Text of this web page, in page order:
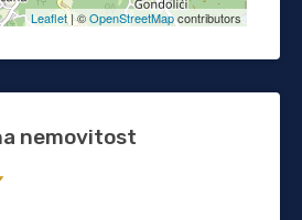
Leaflet| ©OpenStreetMapcontributors
nemovitost